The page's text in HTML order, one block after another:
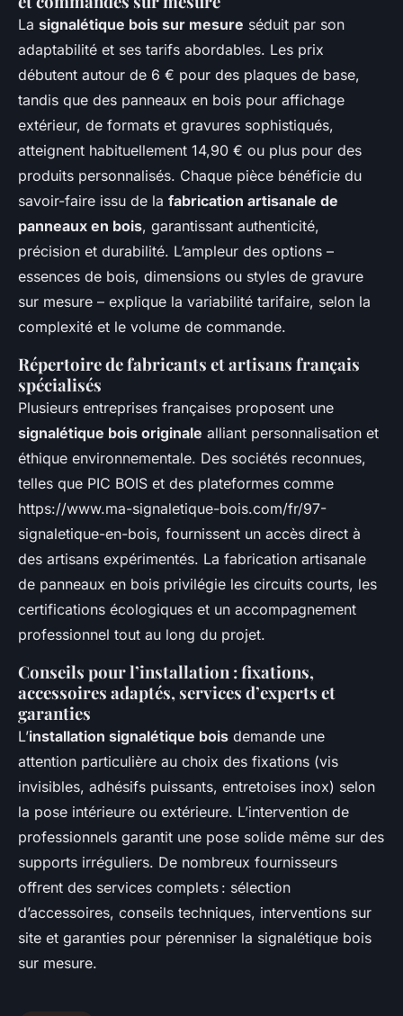
La signalétique bois sur mesure séduit par son
adaptabilité et ses tarifs abordables. Les prix
débutent autour de 6 € pour des plaques de base,
tandis que des panneaux en bois pour affichage
extérieur, de formats et gravures sophistiqués,
atteignent habituellement 14,90 € ou plus pour des
produits personnalisés. Chaque pièce bénéficie du
savoir-faire issu de la fabrication artisanale de
panneaux en bois, garantissant authenticité,
précision et durabilité. L’ampleur des options –
essences de bois, dimensions ou styles de gravure
sur mesure – explique la variabilité tarifaire, selon la
complexité et le volume de commande.
Répertoire de fabricants et artisans français
spécialisés
Plusieurs entreprises françaises proposent une
signalétique bois originale alliant personnalisation et
éthique environnementale. Des sociétés reconnues,
telles que PIC BOIS et des plateformes comme
https://www.ma-signaletique-bois.com/fr/97-
signaletique-en-bois, fournissent un accès direct à
des artisans expérimentés. La fabrication artisanale
de panneaux en bois privilégie les circuits courts, les
certifications écologiques et un accompagnement
professionnel tout au long du projet.
Conseils pour l’installation : fixations,
accessoires adaptés, services d’experts et
garanties
L’installation signalétique bois demande une
attention particulière au choix des fixations (vis
invisibles, adhésifs puissants, entretoises inox) selon
la pose intérieure ou extérieure. L’intervention de
professionnels garantit une pose solide même sur des
supports irréguliers. De nombreux fournisseurs
offrent des services complets : sélection
d’accessoires, conseils techniques, interventions sur
site et garanties pour pérenniser la signalétique bois
sur mesure.